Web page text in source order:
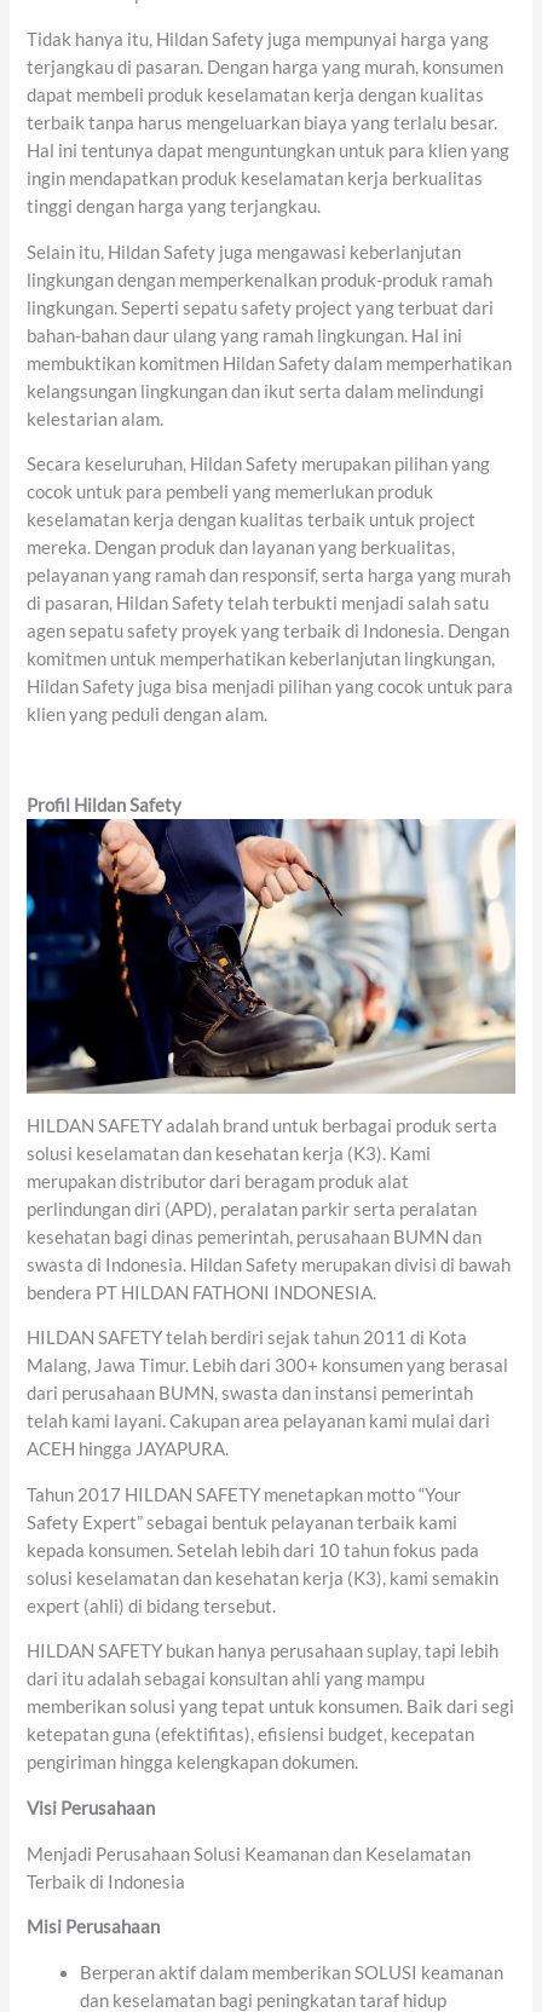
Tidak hanya itu, Hildan Safety juga mempunyai harga yang
terjangkau di pasaran. Dengan harga yang murah, konsumen
dapat membeli produk keselamatan kerja dengan kualitas
terbaik tanpa harus mengeluarkan biaya yang terlalu besar.
Hal ini tentunya dapat menguntungkan untuk para klien yang
ingin mendapatkan produk keselamatan kerja berkualitas
tinggi dengan harga yang terjangkau.
Selain itu, Hildan Safety juga mengawasi keberlanjutan
lingkungan dengan memperkenalkan produk-produk ramah
lingkungan. Seperti sepatu safety project yang terbuat dari
bahan-bahan daur ulang yang ramah lingkungan. Hal ini
membuktikan komitmen Hildan Safety dalam memperhatikan
kelangsungan lingkungan dan ikut serta dalam melindungi
kelestarian alam.
Secara keseluruhan, Hildan Safety merupakan pilihan yang
cocok untuk para pembeli yang memerlukan produk
keselamatan kerja dengan kualitas terbaik untuk project
mereka. Dengan produk dan layanan yang berkualitas,
pelayanan yang ramah dan responsif, serta harga yang murah
di pasaran, Hildan Safety telah terbukti menjadi salah satu
agen sepatu safety proyek yang terbaik di Indonesia. Dengan
komitmen untuk memperhatikan keberlanjutan lingkungan,
Hildan Safety juga bisa menjadi pilihan yang cocok untuk para
klien yang peduli dengan alam.
Profil Hildan Safety
HILDAN SAFETY adalah brand untuk berbagai produk serta
solusi keselamatan dan kesehatan kerja (K3). Kami
merupakan distributor dari beragam produk alat
perlindungan diri (APD), peralatan parkir serta peralatan
kesehatan bagi dinas pemerintah, perusahaan BUMN dan
swasta di Indonesia. Hildan Safety merupakan divisi di bawah
bendera PT HILDAN FATHONI INDONESIA.
HILDAN SAFETY telah berdiri sejak tahun 2011 di Kota
Malang, Jawa Timur. Lebih dari 300+ konsumen yang berasal
dari perusahaan BUMN, swasta dan instansi pemerintah
telah kami layani. Cakupan area pelayanan kami mulai dari
ACEH hingga JAYAPURA.
Tahun 2017 HILDAN SAFETY menetapkan motto “Your
Safety Expert” sebagai bentuk pelayanan terbaik kami
kepada konsumen. Setelah lebih dari 10 tahun fokus pada
solusi keselamatan dan kesehatan kerja (K3), kami semakin
expert (ahli) di bidang tersebut.
HILDAN SAFETY bukan hanya perusahaan suplay, tapi lebih
dari itu adalah sebagai konsultan ahli yang mampu
memberikan solusi yang tepat untuk konsumen. Baik dari segi
ketepatan guna (efektifitas), efisiensi budget, kecepatan
pengiriman hingga kelengkapan dokumen.
Visi Perusahaan
Menjadi Perusahaan Solusi Keamanan dan Keselamatan
Terbaik di Indonesia
Misi Perusahaan
Berperan aktif dalam memberikan SOLUSI keamanan
dan keselamatan bagi peningkatan taraf hidup